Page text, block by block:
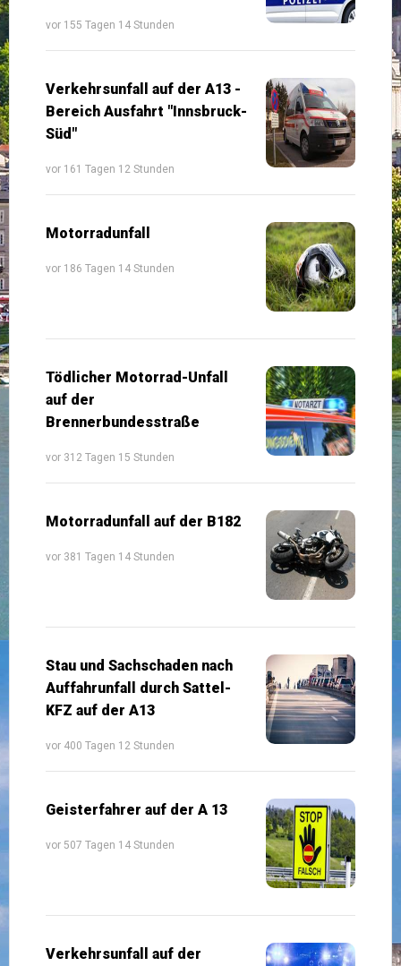
vor 155 Tagen 14 Stunden
Verkehrsunfall auf der A13 -
Bereich Ausfahrt "Innsbruck-
Süd"
vor 161 Tagen 12 Stunden
Motorradunfall
vor 186 Tagen 14 Stunden
Tödlicher Motorrad-Unfall
auf der
Brennerbundesstraße
vor 312 Tagen 15 Stunden
Motorradunfall auf der B182
vor 381 Tagen 14 Stunden
Stau und Sachschaden nach
Auffahrunfall durch Sattel-
KFZ auf der A13
vor 400 Tagen 12 Stunden
Geisterfahrer auf der A 13
vor 507 Tagen 14 Stunden
Verkehrsunfall auf der